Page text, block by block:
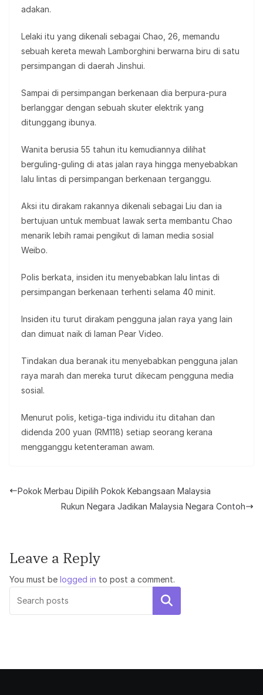
adakan.
Lelaki itu yang dikenali sebagai Chao, 26, memandu
sebuah kereta mewah Lamborghini berwarna biru di satu
persimpangan di daerah Jinshui.
Sampai di persimpangan berkenaan dia berpura-pura
berlanggar dengan sebuah skuter elektrik yang
ditunggang ibunya.
Wanita berusia 55 tahun itu kemudiannya dilihat
berguling-guling di atas jalan raya hingga menyebabkan
lalu lintas di persimpangan berkenaan terganggu.
Aksi itu dirakam rakannya dikenali sebagai Liu dan ia
bertujuan untuk membuat lawak serta membantu Chao
menarik lebih ramai pengikut di laman media sosial
Weibo.
Polis berkata, insiden itu menyebabkan lalu lintas di
persimpangan berkenaan terhenti selama 40 minit.
Insiden itu turut dirakam pengguna jalan raya yang lain
dan dimuat naik di laman Pear Video.
Tindakan dua beranak itu menyebabkan pengguna jalan
raya marah dan mereka turut dikecam pengguna media
sosial.
Menurut polis, ketiga-tiga individu itu ditahan dan
didenda 200 yuan (RM118) setiap seorang kerana
mengganggu ketenteraman awam.
Pokok Merbau Dipilih Pokok Kebangsaan Malaysia
Rukun Negara Jadikan Malaysia Negara Contoh
Leave a Reply
You must be logged in to post a comment.
Search